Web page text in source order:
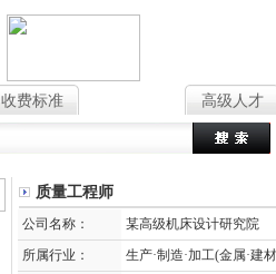
收费标准 高级人才
质量工程师
公司名称：
某高级机床设计研究院
所属行业：
生产·制造·加工(金属·建